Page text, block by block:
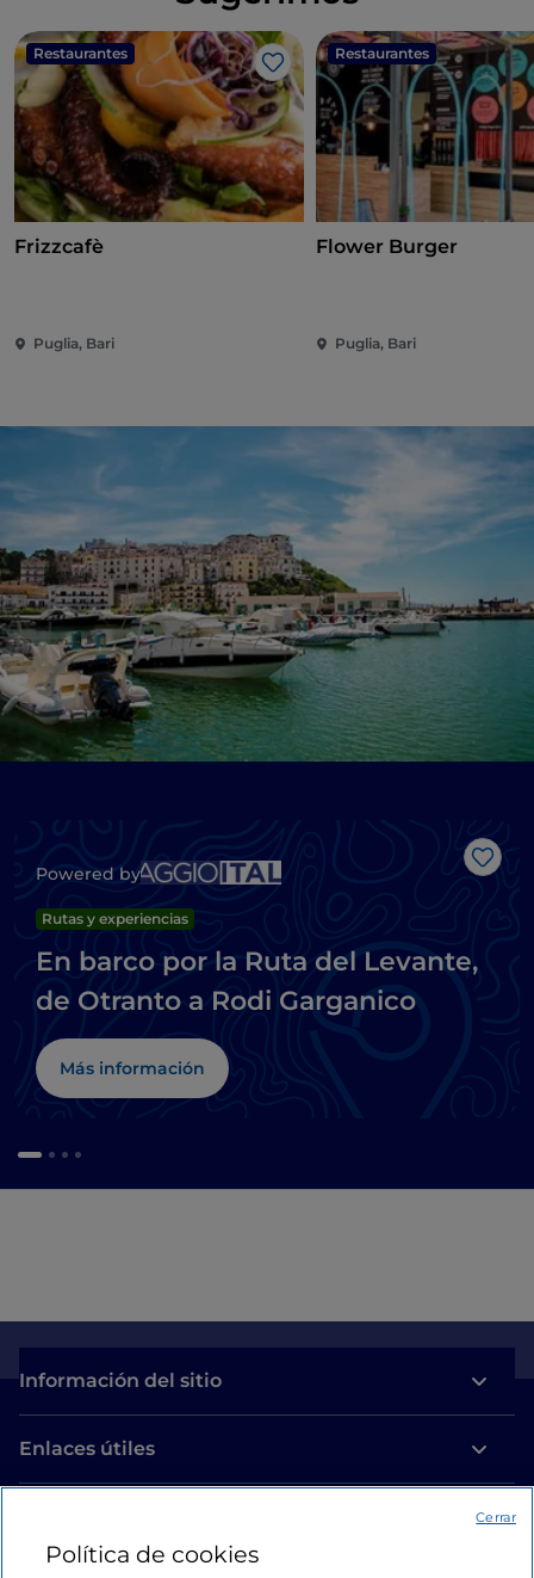
Restaurantes
Me gusta
Frizzcafè
Puglia, Bari
Restaurantes
Flower Burger
Puglia, Bari
Me
Powered by
Rutas y experiencias
En barco por la Ruta del Levante,
de Otranto a Rodi Garganico
Más información
Información del sitio
Enlaces útiles
Estamos en contacto
Política de cookies
Cerrar